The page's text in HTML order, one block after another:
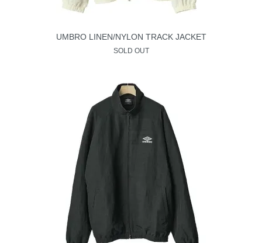
UMBRO LINEN/NYLON TRACK JACKET
SOLD OUT